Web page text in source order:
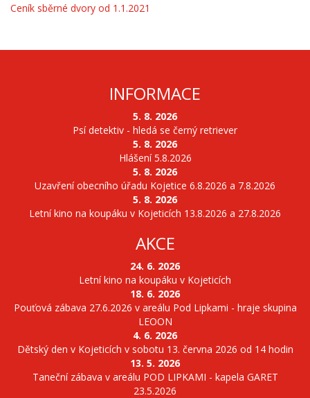
Ceník sběrné dvory od 1.1.2021
INFORMACE
5. 8. 2026
Psí detektiv - hledá se černý retriever
5. 8. 2026
Hlášení 5.8.2026
5. 8. 2026
Uzavření obecního úřadu Kojetice 6.8.2026 a 7.8.2026
5. 8. 2026
Letní kino na koupáku v Kojeticích 13.8.2026 a 27.8.2026
AKCE
24. 6. 2026
Letní kino na koupáku v Kojeticích
18. 6. 2026
Pouťová zábava 27.6.2026 v areálu Pod Lipkami - hraje skupina
LEOON
4. 6. 2026
Dětský den v Kojeticích v sobotu 13. června 2026 od 14 hodin
13. 5. 2026
Taneční zábava v areálu POD LIPKAMI - kapela GARET
23.5.2026